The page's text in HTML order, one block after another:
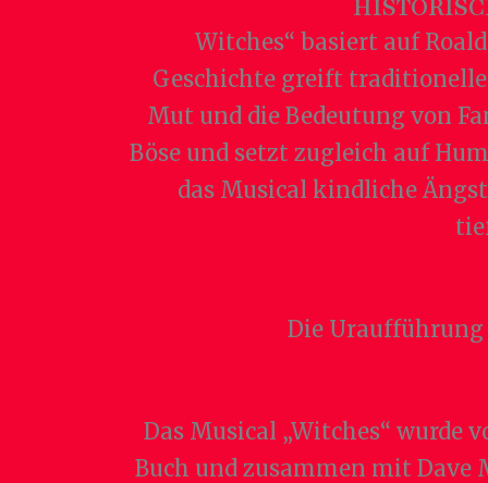
Witches“ basiert auf
Geschichte greift
Mut und die Bedeutung von
Böse und setzt zugleich auf
das Musical kindliche
Die Uraufführung
Das Musical „Witches“ wurde
Buch und zusammen mit